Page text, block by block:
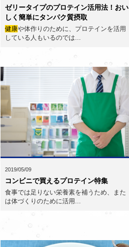
ゼリータイプのプロテイン活用法！おい
しく簡単にタンパク質摂取
健康や体作りのために、プロテインを活用
している人もいるのでは...
2019/05/09
コンビニで買えるプロテイン特集
食事では足りない栄養素を補うため、また
は体づくりのために活用...